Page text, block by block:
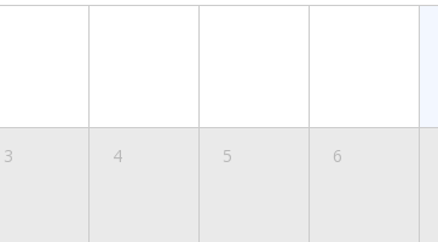
3 4 5 6